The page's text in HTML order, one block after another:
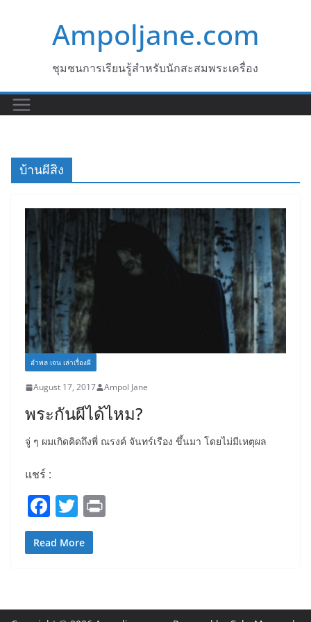
Ampoljane.com
ชุมชนการเรียนรู้สำหรับนักสะสมพระเครื่อง
บ้านผีสิง
อำพล เจน เล่าเรื่องผี
August 17, 2017 Ampol Jane
พระกันผีได้ไหม?
จู่ ๆ ผมเกิดคิดถึงพี่ ณรงค์ จันทร์เรือง ขึ้นมา โดยไม่มีเหตุผล
แชร์ :
F
a
c
T
w
itt
Read More